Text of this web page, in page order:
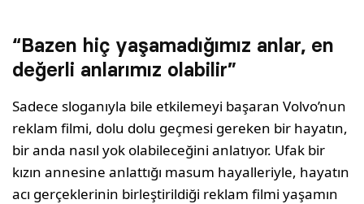
“Bazen hiç yaşamadığımız anlar, en
değerli anlarımız olabilir”
Sadece sloganıyla bile etkilemeyi başaran Volvo’nun
reklam filmi, dolu dolu geçmesi gereken bir hayatın,
bir anda nasıl yok olabileceğini anlatıyor. Ufak bir
kızın annesine anlattığı masum hayalleriyle, hayatın
acı gerçeklerinin birleştirildiği reklam filmi yaşamın